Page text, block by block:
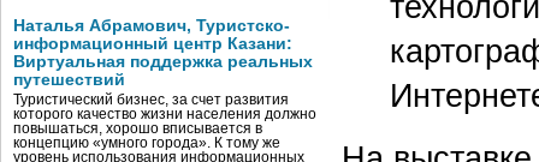
Наталья Абрамович, Туристско-
информационный центр Казани:
Виртуальная поддержка реальных
путешествий
Туристический бизнес, за счет развития
которого качество жизни населения должно
повышаться, хорошо вписывается в
концепцию «умного города». К тому же
уровень использования информационных